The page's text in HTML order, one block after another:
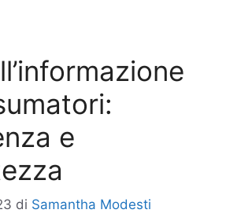
e
di Samantha Modesti